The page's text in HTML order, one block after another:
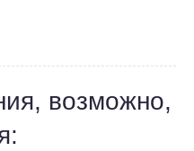
возможно,